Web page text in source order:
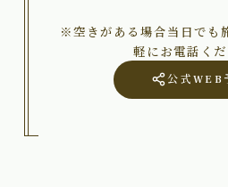
※空きがある場合当日でも
軽にお電話くだ
公式WEB